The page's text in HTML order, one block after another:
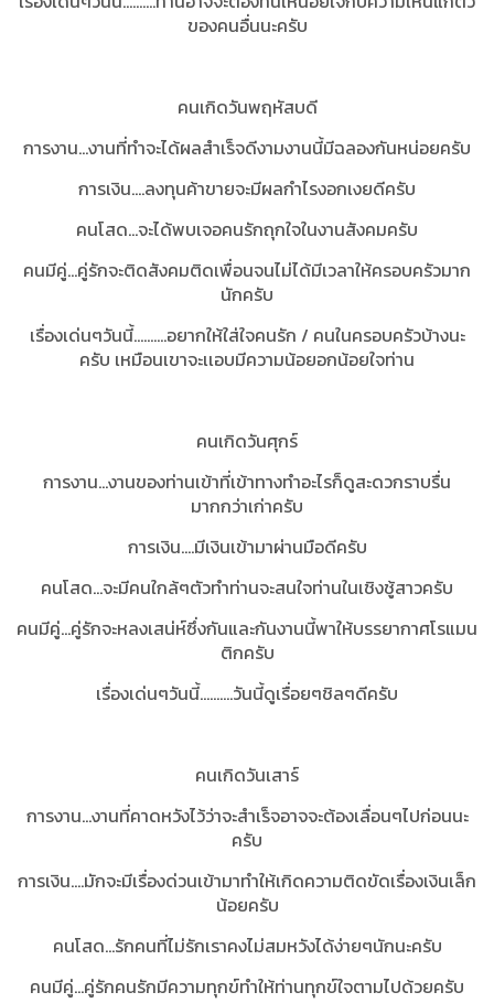
ของคนอื่นนะครับ
คนเกิดวันพฤหัสบดี
การงาน...งานที่ทำจะได้ผลสำเร็จดีงามงานนี้มีฉลองกันหน่อยครับ
การเงิน....ลงทุนค้าขายจะมีผลกำไรงอกเงยดีครับ
คนโสด...จะได้พบเจอคนรักถุกใจในงานสังคมครับ
คนมีคู่...คู่รักจะติดสังคมติดเพื่อนจนไม่ได้มีเวลาให้ครอบครัวมาก
นักครับ
เรื่องเด่นๆวันนี้..........อยากให้ใส่ใจคนรัก / คนในครอบครัวบ้างนะ
ครับ เหมือนเขาจะเเอบมีความน้อยอกน้อยใจท่าน
คนเกิดวันศุกร์
การงาน...งานของท่านเข้าที่เข้าทางทำอะไรก็ดูสะดวกราบรื่น
มากกว่าเก่าครับ
การเงิน....มีเงินเข้ามาผ่านมือดีครับ
คนโสด...จะมีคนใกล้ๆตัวทำท่านจะสนใจท่านในเชิงชู้สาวครับ
คนมีคู่...คู่รักจะหลงเสน่ห์ซึ่งกันและกันงานนี้พาให้บรรยากาศโรแมน
ติกครับ
เรื่องเด่นๆวันนี้..........วันนี้ดูเรื่อยๆชิลๆดีครับ
คนเกิดวันเสาร์
การงาน...งานที่คาดหวังไว้ว่าจะสำเร็จอาจจะต้องเลื่อนๆไปก่อนนะ
ครับ
การเงิน....มักจะมีเรื่องด่วนเข้ามาทำให้เกิดความติดขัดเรื่องเงินเล็ก
น้อยครับ
คนโสด...รักคนที่ไม่รักเราคงไม่สมหวังได้ง่ายๆนักนะครับ
คนมีคู่...คู่รักคนรักมีความทุกข์ทำให้ท่านทุกข์ใจตามไปด้วยครับ